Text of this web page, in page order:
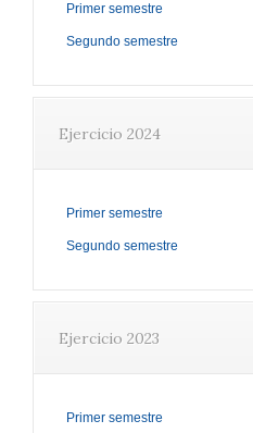
Primer semestre
Segundo semestre
Ejercicio 2024
Primer semestre
Segundo semestre
Ejercicio 2023
Primer semestre